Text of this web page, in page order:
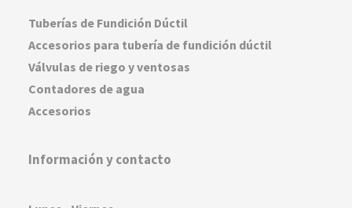
Tuberías de Fundición Dúctil
Accesorios para tubería de fundición dúctil
Válvulas de riego y ventosas
Contadores de agua
Accesorios
Información y contacto